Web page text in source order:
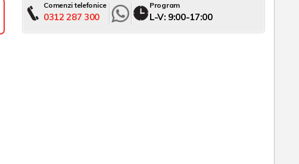
Comenzi telefonice
0312 287 300
Program
L-V: 9:00-17:00